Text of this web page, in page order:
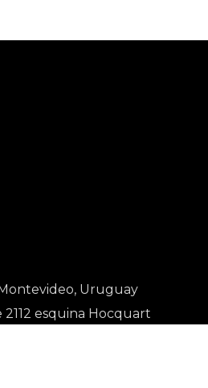
Uruguay
esquina Hocquart